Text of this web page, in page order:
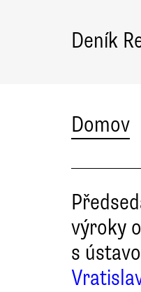
Deník
Domov
výroky
s